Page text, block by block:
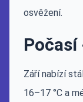
osvěžení.
Září nabízí
16–17 °C a